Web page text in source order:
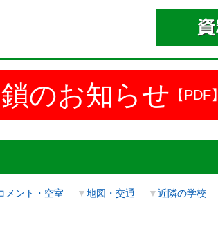
のお知らせ 【PDF】
メント・空室 ▼地図・交通 ▼近隣の学校